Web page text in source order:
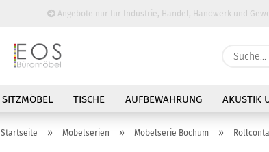
Angebote nur für Industrie, Handel, Handwerk und
SITZMÖBEL TISCHE AUFBEWAHRUNG AKUSTIK
BESPRECHUNGSTISCHE
Startseite » Möbelserien » Möbelserie Bochum »